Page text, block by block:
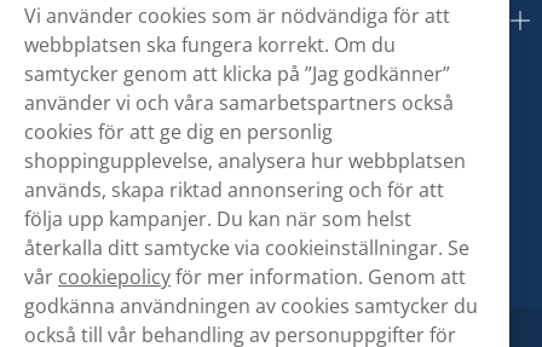
Om oss
Vi använder cookies som är nödvändiga för att
webbplatsen ska fungera korrekt. Om du
samtycker genom att klicka på ”Jag godkänner”
använder vi och våra samarbetspartners också
cookies för att ge dig en personlig
shoppingupplevelse, analysera hur webbplatsen
används, skapa riktad annonsering och för att
följa upp kampanjer. Du kan när som helst
återkalla ditt samtycke via cookieinställningar. Se
vår cookiepolicyför mer information. Genom att
godkänna användningen av cookies samtycker du
också till vår behandling av personuppgifter för